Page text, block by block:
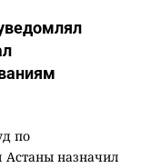
по
назначил